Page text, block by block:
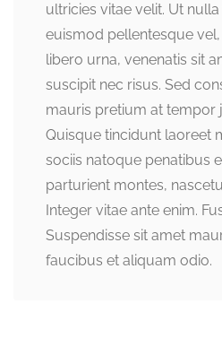
ultricies vitae velit. Ut
euismod pellentesque
libero urna, venenatis sit
suscipit nec risus. Sed
mauris pretium at tempor
Quisque tincidunt laoreet
sociis natoque penatibus
parturient montes,
Integer vitae ante enim.
Suspendisse sit amet
faucibus et aliquam odio.